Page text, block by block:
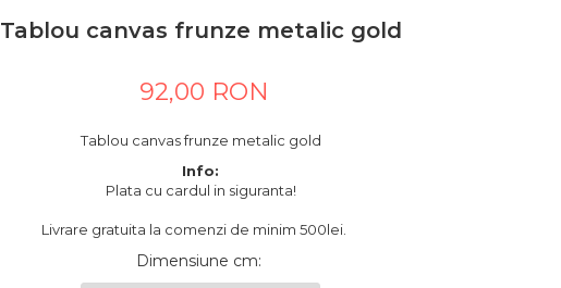
Tablou canvas frunze metalic gold
92,00 RON
Tablou canvas frunze metalic gold
Info:
Plata cu cardul in siguranta!
Livrare gratuita la comenzi de minim 500lei.
Dimensiune cm: